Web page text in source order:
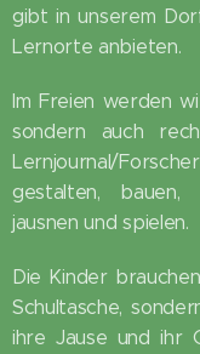
gibt in unserem
Lernorte anbieten. 😊
Im Freien werden
sondern auch
Lernjournal/
gestalten, bauen,
jausnen und spielen.
Die Kinder
Schultasche,
ihre Jause und ihr